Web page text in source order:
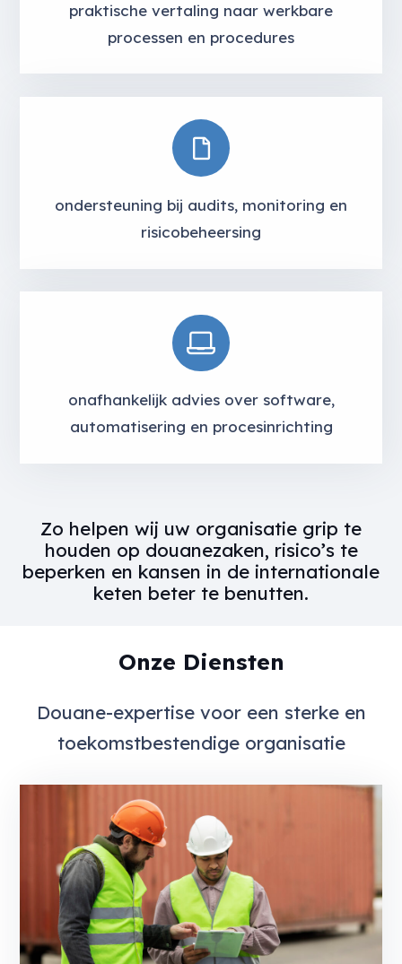
praktische vertaling naar werkbare
processen en procedures
ondersteuning bij audits, monitoring en
risicobeheersing
onafhankelijk advies over software,
automatisering en procesinrichting
Zo helpen wij uw organisatie grip te
houden op douanezaken, risico’s te
beperken en kansen in de internationale
keten beter te benutten.
Onze Diensten
Douane-expertise voor een sterke en
toekomstbestendige organisatie